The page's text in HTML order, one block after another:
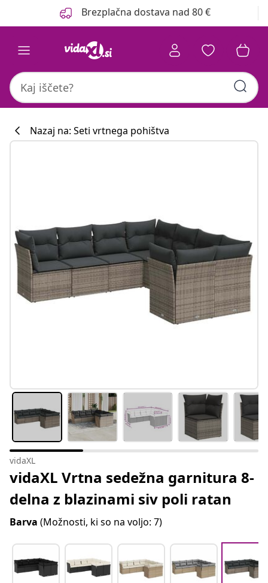
Brezplačna dostava nad 80 €
Nazaj na: Seti vrtnega pohištva
vidaXL
vidaXL Vrtna sedežna garnitura 8-
delna z blazinami siv poli ratan
Barva (Možnosti, ki so na voljo: 7)